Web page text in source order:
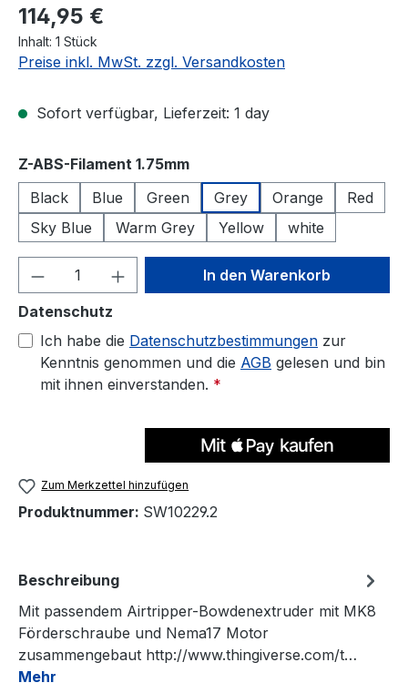
Regulärer Preis:
114,95 €
Inhalt: 1 Stück
Preise inkl. MwSt. zzgl. Versandkosten
Sofort verfügbar, Lieferzeit: 1 day
Z-ABS-Filament 1.75mmauswählen
Black
Blue Green Grey Orange
Red
Sky Blue
Warm Grey Yellow white
Produkt Anzahl: Gib denIn den Warenkorb
Datenschutz
Ich habe die Datenschutzbestimmungen zur
Kenntnis genommen und die AGB gelesen und bin
mit ihnen einverstanden. *
Zum Merkzettel hinzufügen
Produktnummer: SW10229.2
Beschreibung
Mit passendem Airtripper-Bowdenextruder mit MK8
Förderschraube und Nema17 Motor
zusammengebaut http://www.thingiverse.com/t…
Mehr